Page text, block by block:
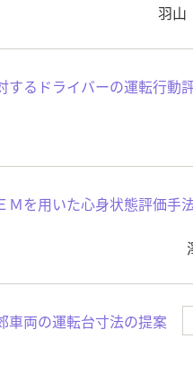
羽
するドライバーの運転行動
Ｍを用いた心身状態評価手
車両の運転台寸法の提案